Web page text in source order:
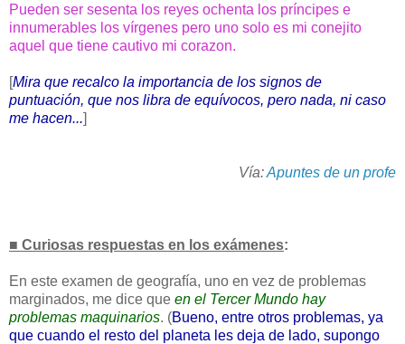
Pueden ser sesenta los reyes ochenta los príncipes e
innumerables los vírgenes pero uno solo es mi conejito
aquel que tiene cautivo mi corazon.
[Mira que recalco la importancia de los signos de
puntuación, que nos libra de equívocos, pero nada, ni caso
me hacen...]
Vía:Apuntes de un profe
■ Curiosas respuestas en los exámenes:
En este examen de geografía, uno en vez de problemas
marginados, me dice que en el Tercer Mundo hay
problemas maquinarios. (Bueno, entre otros problemas, ya
que cuando el resto del planeta les deja de lado, supongo